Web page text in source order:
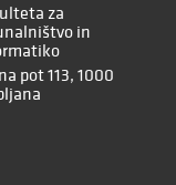
za
in
pot 113, 1000